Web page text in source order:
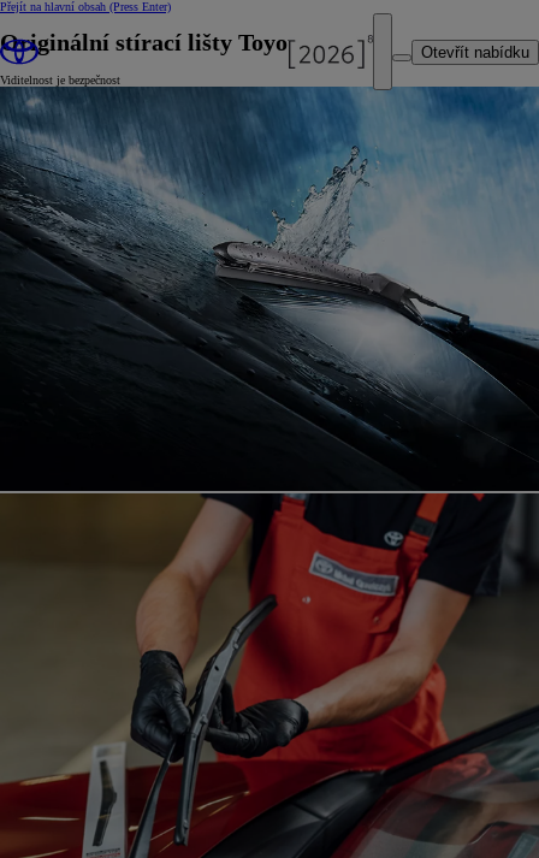
Přejít na hlavní obsah (Press Enter)
Otevřít nabídku
Originální stírací lišty Toyota
Viditelnost je bezpečnost